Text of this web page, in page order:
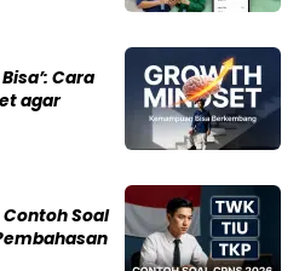
Cara
agar
Contoh Soal